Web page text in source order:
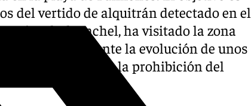
del vertido de alquitrán detectado en el
Miguel Alconchel, ha visitado la zona
directamente la evolución de unos
a mantener la prohibición del